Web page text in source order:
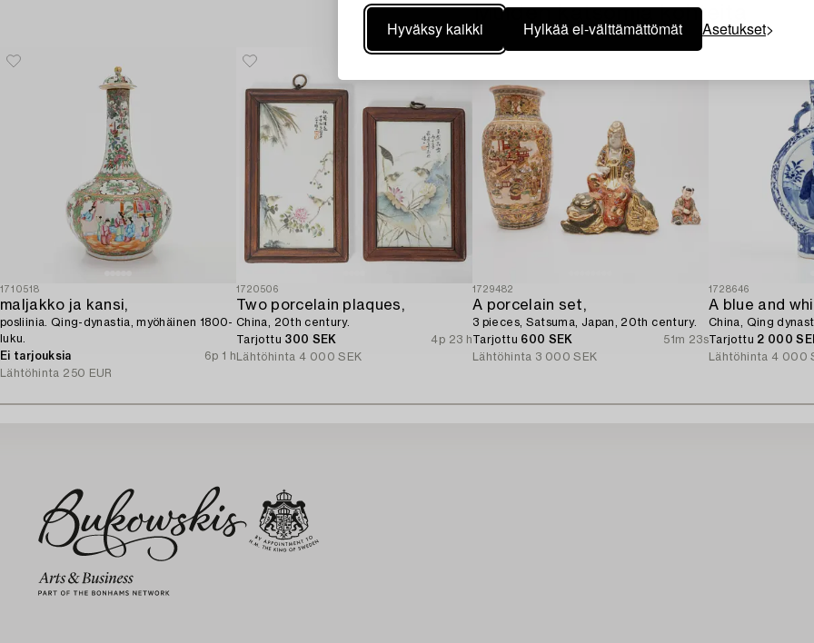
Hyväksy kaikki Hylkää ei-välttämättömät Asetukset
Muiden katsomia kohteita
1710518
maljakko ja kansi,
posliinia. Qing-dynastia, myöhäinen 1800-
luku.
Ei tarjouksia
6p 1 h
Lähtöhinta 250 EUR
1720506
Two porcelain plaques,
China, 20th century.
Tarjottu 300 SEK
4p 23 h
Lähtöhinta 4 000 SEK
1729482
A porcelain set,
3 pieces, Satsuma, Japan, 20th century.
Tarjottu 600 SEK
51m 23s
Lähtöhinta 3 000 SEK
1728646
China, Qing
Tarjottu 2 000
Lähtöhinta 4 000